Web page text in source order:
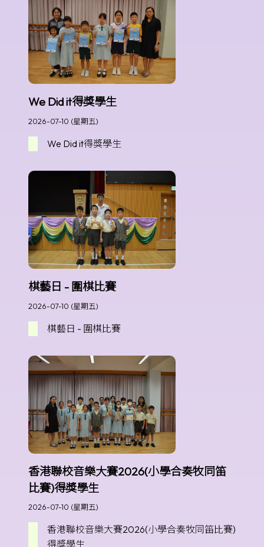
We Did it得獎學生
2026-07-10 (星期五)
We Did it得獎學生
棋藝日 - 圍棋比賽
2026-07-10 (星期五)
棋藝日 - 圍棋比賽
香港聯校音樂大賽2026(小學合奏牧同笛
比賽)得獎學生
2026-07-10 (星期五)
香港聯校音樂大賽2026(小學合奏牧同笛比賽)
得獎學生